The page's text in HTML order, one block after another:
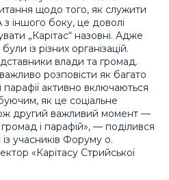
щодо того, як служити
іншого боку, це доволі
„Карітас“ назовні. Адже
із різних організацій.
влади та громад.
розповісти як багато
парафії активно включаються
як це соціальне
другий важливий момент —
і парафій», — поділився
учасників Форуму о.
«Карітасу Стрийської